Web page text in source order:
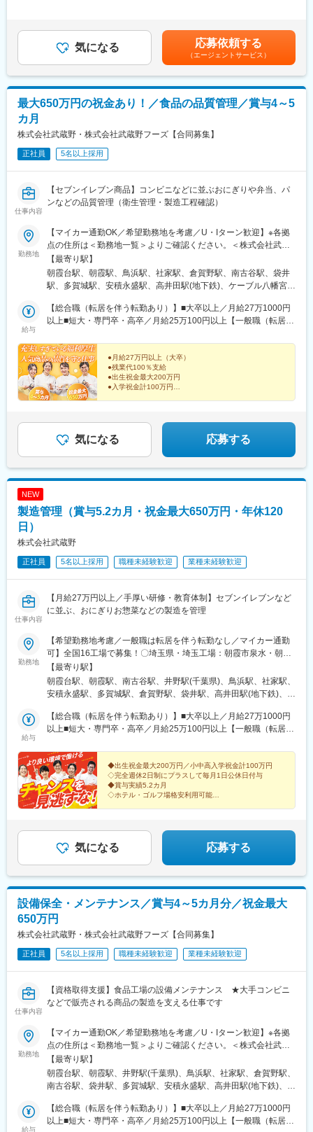
■想定されるキャリアパス
スタッフからリーダー、店長、バイヤー、MD、プレス、人事、新
規事業立ち上げなど多様なポジションに挑戦できます。
■企業の特徴/魅力
「モノ」だけでなく「コト」「空間」も重視し、お客様の心に残
る体験を追求しています。新しい店舗をともに盛り上げる仲間を
募集しています。
変更の範囲：会社の定める業務
◇業務内容
・自社製品の紹介や栄養に関する最新の学術情報の提供（診断ツ
ール+製品+根拠となる学術情報）
・顧客のニーズをヒアリングし、症例に応じた提案を実施
・病院経営や現場が抱える医療課題を特定し、PJ型の提案・実行
・データに基づき開発された活動プログラムと、高品質な製品、
◇営業スタイル（例）
9:00～ 顧客先へ直行し、顧客を順次訪問（2~3施設）
11:00～顧客からの問い合わせ対応や特約店との情報交換
17:00～メールチェック／資料準備／説明会資料の準備
18:30 帰宅
ントロール可能です。メンバーとは日々の電話・チャットでのコ
ミュニケーションに加え、月に1度の支店会議などで顔合わせる機
会があります。
■担当製品
「アイソカル」など医療・介護など特別な栄養管理が必要な方向
けの栄養補助食品や流動食となります。当社の製品は他社にない
機能を持ったものが多く、それ故に単価で勝負するのではなく付
が鍵となります。
■研修体制
約2か月間かけて導入時研修を行います。健康・栄養に関連する知
識や製品知識のインプットやロールプレイ、プレゼンテーション
についても、自己啓発や能力開発のための環境が整っています。※
手上げ式研修、自己啓発、英語力向上の機会など
変更の範囲：会社の定める業務
評価を実施。賞与は固定部分と変動部分（インセンティブ）で構
成されています。■上記に加えて借上社宅制度あり賃金はあくまで
も目安の金額であり、選考を通じて上下する可能性があります。
月給(月額)は固定手当を含めた表記です。
気になる 応募依頼する
（エージェントサービス）
最大650万円の祝金あり！／食品の品質管理／賞与4～5
カ月
株式会社武蔵野・株式会社武蔵野フーズ【合同募集】
正社員 5名以上採用
仕事内容
【セブンイレブン商品】コンビニなどに並ぶおにぎりや弁当、パ
ンなどの品質管理（衛生管理・製造工程確認）
勤務地
【マイカー通勤OK／希望勤務地を考慮／U・Iターン歓迎】※各拠
点の住所は＜勤務地一覧＞よりご確認ください。＜株式会社武蔵
野＞〇埼玉県・埼玉工場・朝霞工場・埼玉麺工場〇神奈川県・横
浜工場・神奈川工場〇静岡県・東海工場〇宮城県・仙台工場〇福
島県・福島工場〇群馬県・群馬工場・群馬フローズンファクトリ
福岡県・福岡工場・北九州工場〇沖縄・沖縄工場＜株式会社武蔵
野フーズ＞〇埼玉県・カムス第1工場 ・カムス第2工場 ・三芳
県・福岡麺工場★一般職は転居を伴う異動なし★受動喫煙対策あ
り★U・Iターン支援あり※2社合同募集。配属先については入社さ
れた法人内でご希望を考慮して決定します。
【最寄り駅】
朝霞台駅、朝霞駅、鳥浜駅、社家駅、倉賀野駅、南古谷駅、袋井
駅、多賀城駅、安積永盛駅、高井田駅(地下鉄)、ケーブル八幡宮山
津駅(兵庫県)、ふじみ野駅、新座駅、瀬高駅、柳瀬川駅、高井田中
央駅
給与
【総合職（転居を伴う転勤あり）】■大卒以上／月給27万1000円
以上■短大・専門卒・高卒／月給25万100円以上【一般職（転居を
卒・高卒／月給21万5200円以上※年齢・経験・能力などを考慮の
上優遇します。※総合職の場合は、転居を伴う異動が発生する場合
がございます。◎別途、賞与年2回と各種手当（時間外手当は全額
支給）を支給！【試用期間中】■大卒以上／月給23万6100円以上■
短大・専門卒・高卒／月給21万5200円以上＜各社共通＞
●月給27万円以上（大卒）
●残業代100％支給
●出生祝金最大200万円
●入学祝金計100万円
これからもずっと、安心して働ける！理想のキャリアを
実現。
気になる 応募する
NEW
製造管理（賞与5.2カ月・祝金最大650万円・年休120
日）
株式会社武蔵野
正社員 5名以上採用 職種未経験歓迎 業種未経験歓迎
仕事内容
【月給27万円以上／手厚い研修・教育体制】セブンイレブンなど
に並ぶ、おにぎりお惣菜などの製造を管理
勤務地
【希望勤務地考慮／一般職は転居を伴う転勤なし／マイカー通勤
可】全国16工場で募集！〇埼玉県・埼玉工場：朝霞市泉水・朝霞
工場：朝霞市膝折町・埼玉麺工場：川越市芳野台〇千葉県・千葉
工場：八千代市上高野〇神奈川県・横浜工場：横浜市金沢区・神
奈川工場：厚木市酒井〇福島県・福島工場：郡山市安積〇宮城
群馬フローズンファクトリー：太田市吉沢町〇静岡県・東海工
場：袋井市久能〇大阪府・大阪工場：大阪府東大阪市高井田中〇
市東灘区〇福岡県・福岡工場：糟屋郡粕屋町・北九州工場：北九
州市八幡西区〇沖縄県・沖縄工場：浦添市港川★U・Iターン歓迎
★受動喫煙対策あり
【最寄り駅】
朝霞台駅、朝霞駅、南古谷駅、井野駅(千葉県)、鳥浜駅、社家駅、
安積永盛駅、多賀城駅、倉賀野駅、袋井駅、高井田駅(地下鉄)、ケ
高井田中央駅
給与
【総合職（転居を伴う転勤あり）】■大卒以上／月給27万1000円
以上■短大・専門卒・高卒／月給25万100円以上【一般職（転居を
卒・高卒／月給21万5200円以上※年齢・経験・能力などを考慮の
上優遇します。※総合職の場合は、転居を伴う異動が発生する場合
がございます。◎別途、賞与年2回と各種手当（時間外手当は全額
支給）を支給！【試用期間中】■大卒以上／月給23万6100円以上■
短大・専門卒・高卒／月給21万5200円以上
◆出生祝金最大200万円／小中高入学祝金計100万円
◇完全週休2日制にプラスして毎月1日公休日付与
◆賞与実績5.2カ月
◇ホテル・ゴルフ場格安利用可能
しませんか？
気になる 応募する
設備保全・メンテナンス／賞与4～5カ月分／祝金最大
650万円
株式会社武蔵野・株式会社武蔵野フーズ【合同募集】
正社員 5名以上採用 職種未経験歓迎 業種未経験歓迎
仕事内容
【資格取得支援】食品工場の設備メンテナンス ★大手コンビニ
などで販売される商品の製造を支える仕事です
勤務地
【マイカー通勤OK／希望勤務地を考慮／U・Iターン歓迎】※各拠
点の住所は＜勤務地一覧＞よりご確認ください。＜株式会社武蔵
野＞〇埼玉県・埼玉工場・朝霞工場・埼玉麺工場〇千葉県・千葉
工場〇神奈川県・横浜工場・神奈川工場〇静岡県・東海工場〇宮
城県・仙台工場〇福島県・福島工場〇群馬県・群馬工場・群馬フ
兵庫県・神戸工場〇福岡県・福岡工場・北九州工場〇沖縄・沖縄
工場＜株式会社武蔵野フーズ＞〇埼玉県・カムス第1工場 ・カム
【最寄り駅】
朝霞台駅、朝霞駅、井野駅(千葉県)、鳥浜駅、社家駅、倉賀野駅、
南古谷駅、袋井駅、多賀城駅、安積永盛駅、高井田駅(地下鉄)、ケ
武蔵嵐山駅、木津駅(兵庫県)、ふじみ野駅、新座駅、瀬高駅、柳瀬
川駅、高井田中央駅
給与
【総合職（転居を伴う転勤あり）】■大卒以上／月給27万1000円
以上■短大・専門卒・高卒／月給25万100円以上【一般職（転居を